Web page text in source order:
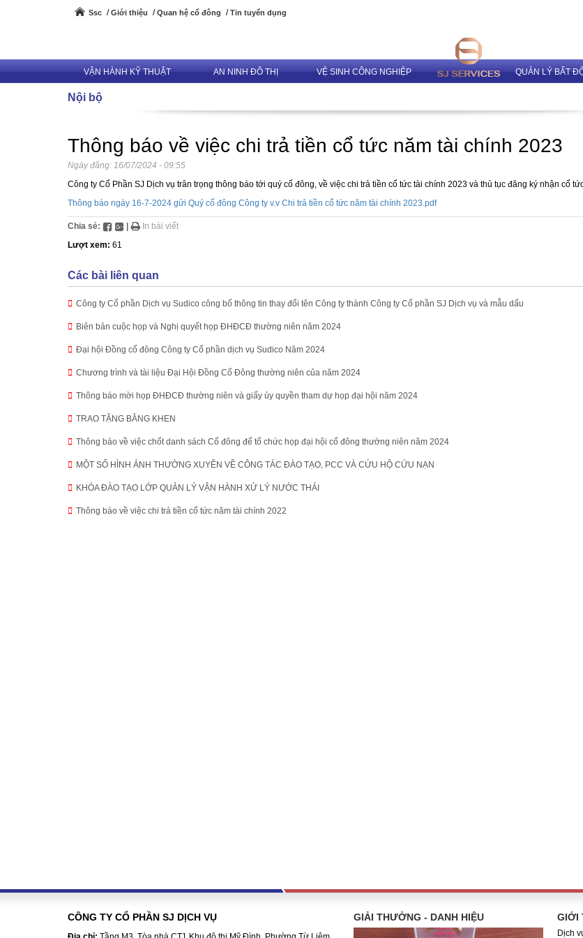
Ssc Giới thiệu Quan hệ cổ đông Tin tuyển dụng
VẬN HÀNH KỸ THUẬT AN NINH ĐÔ THỊ VỆ SINH CÔNG NGHIỆP QUẢN LÝ BẤT
Nội bộ
Thông báo về việc chi trả tiền cổ tức năm tài chính 2023
Ngày đăng: 16/07/2024 - 09:55
Công ty Cổ Phần SJ Dịch vụ trân trọng thông báo tới quý cổ đông, về việc chi trả tiền cổ tức tài chính 2023 và thủ tục đăng ký nhận cổ
Thông báo ngày 16-7-2024 gửi Quý cổ đông Công ty v.v Chi trả tiền cổ tức năm tài chính 2023.pdf
Chia sẻ:
In bài viết
Lượt xem: 61
Các bài liên quan
Công ty Cổ phần Dịch vụ Sudico công bố thông tin thay đổi tên Công ty thành Công ty Cổ phần SJ Dịch vụ và mẫu dấu
Biên bản cuộc họp và Nghị quyết họp ĐHĐCĐ thường niên năm 2024
Đại hội Đồng cổ đông Công ty Cổ phần dịch vụ Sudico Năm 2024
Chương trình và tài liệu Đại Hội Đồng Cổ Đông thường niên của năm 2024
Thông báo mời họp ĐHĐCĐ thường niên và giấy ủy quyền tham dự họp đại hội năm 2024
TRAO TẶNG BẰNG KHEN
Thông báo về việc chốt danh sách Cổ đông để tổ chức họp đại hội cổ đông thường niên năm 2024
MỘT SỐ HÌNH ẢNH THƯỜNG XUYÊN VỀ CÔNG TÁC ĐÀO TẠO, PCC VÀ CỨU HỘ CỨU NẠN
KHÓA ĐÀO TẠO LỚP QUẢN LÝ VẬN HÀNH XỬ LÝ NƯỚC THẢI
Thông báo về việc chi trả tiền cổ tức năm tài chính 2022
CÔNG TY CỔ PHẦN SJ DỊCH VỤ GIẢI THƯỞNG - DANH HIỆU GIỚI
Dịch